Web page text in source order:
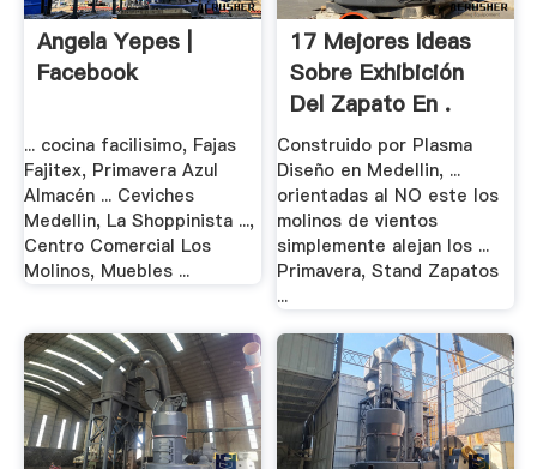
Angela Yepes |
Facebook
... cocina facilisimo, Fajas
Fajitex, Primavera Azul
Almacén ... Ceviches
Medellin, La Shoppinista ...,
Centro Comercial Los
Molinos, Muebles ...
17 Mejores Ideas
Sobre Exhibición
Del Zapato En .
Construido por Plasma
Diseño en Medellin, ...
orientadas al NO este los
molinos de vientos
simplemente alejan los ...
Primavera, Stand Zapatos
...